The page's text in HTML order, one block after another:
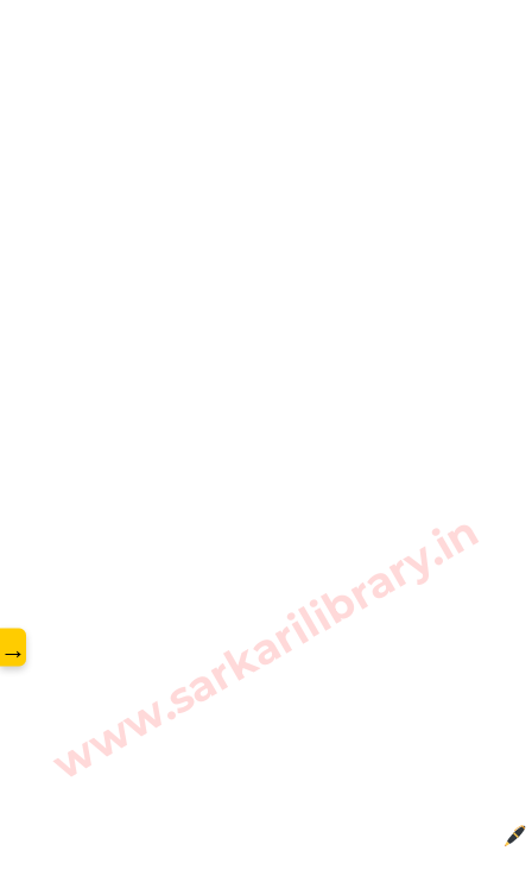
www.sarkarilibrary.in
→